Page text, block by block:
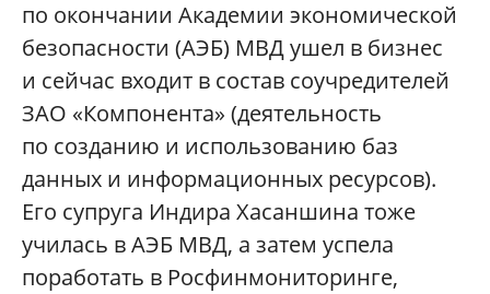
по окончании Академии экономической
безопасности (АЭБ) МВД ушел в бизнес
и сейчас входит в состав соучредителей
ЗАО «Компонента» (деятельность
по созданию и использованию баз
данных и информационных ресурсов).
Его супруга Индира Хасаншина тоже
училась в АЭБ МВД, а затем успела
поработать в Росфинмониторинге,